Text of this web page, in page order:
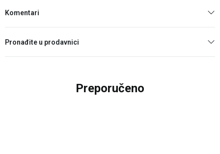
Komentari
Pronađite u prodavnici
Preporučeno